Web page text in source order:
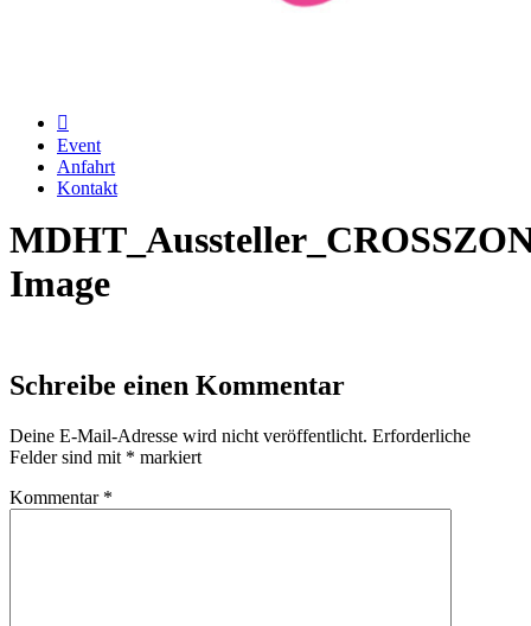
Event
Anfahrt
Kontakt
Image
Schreibe einen Kommentar
Deine E-Mail-Adresse wird nicht veröffentlicht. Erforderliche
Felder sind mit * markiert
Kommentar *